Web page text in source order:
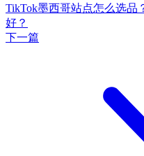
TikTok墨西哥站点怎么选品
好？
下一篇